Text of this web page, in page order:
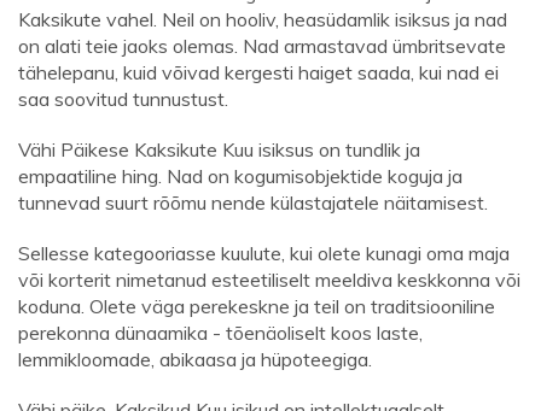
Kaksikute vahel. Neil on hooliv, heasüdamlik isiksus ja nad
on alati teie jaoks olemas. Nad armastavad ümbritsevate
tähelepanu, kuid võivad kergesti haiget saada, kui nad ei
saa soovitud tunnustust.
Vähi Päikese Kaksikute Kuu isiksus on tundlik ja
empaatiline hing. Nad on kogumisobjektide koguja ja
tunnevad suurt rõõmu nende külastajatele näitamisest.
Sellesse kategooriasse kuulute, kui olete kunagi oma maja
või korterit nimetanud esteetiliselt meeldiva keskkonna või
koduna. Olete väga perekeskne ja teil on traditsiooniline
perekonna dünaamika - tõenäoliselt koos laste,
lemmikloomade, abikaasa ja hüpoteegiga.